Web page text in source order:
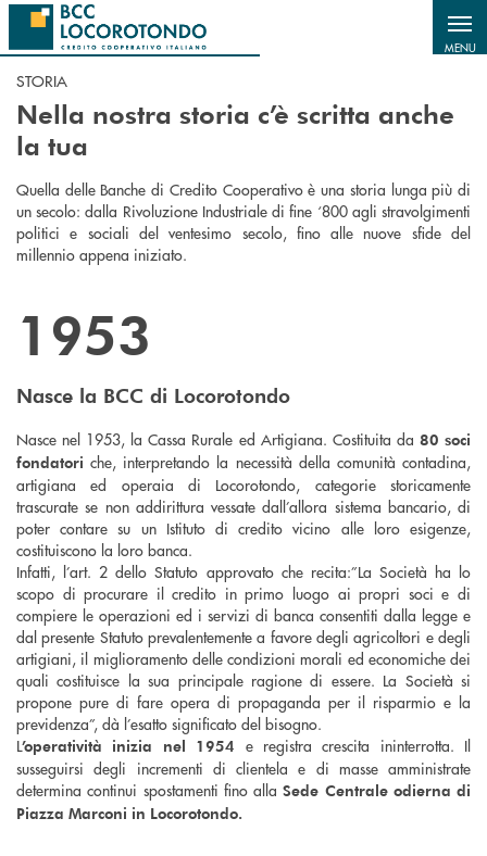
Salta al contenuto principale
MENU
STORIA
Nella nostra storia c’è scritta anche
la tua
Quella delle Banche di Credito Cooperativo è una storia lunga più di
un secolo: dalla Rivoluzione Industriale di fine ‘800 agli stravolgimenti
politici e sociali del ventesimo secolo, fino alle nuove sfide del
millennio appena iniziato.
1953
Nasce la BCC di Locorotondo
Nasce nel 1953, la Cassa Rurale ed Artigiana. Costituita da 80 soci
fondatori che, interpretando la necessità della comunità contadina,
artigiana ed operaia di Locorotondo, categorie storicamente
trascurate se non addirittura vessate dall’allora sistema bancario, di
poter contare su un Istituto di credito vicino alle loro esigenze,
costituiscono la loro banca.
Infatti, l’art. 2 dello Statuto approvato che recita:”La Società ha lo
scopo di procurare il credito in primo luogo ai propri soci e di
compiere le operazioni ed i servizi di banca consentiti dalla legge e
dal presente Statuto prevalentemente a favore degli agricoltori e degli
artigiani, il miglioramento delle condizioni morali ed economiche dei
quali costituisce la sua principale ragione di essere. La Società si
propone pure di fare opera di propaganda per il risparmio e la
previdenza”, dà l’esatto significato del bisogno.
L’operatività inizia nel 1954 e registra crescita ininterrotta. Il
susseguirsi degli incrementi di clientela e di masse amministrate
determina continui spostamenti fino allaSede Centrale odierna di
Piazza Marconi in Locorotondo.